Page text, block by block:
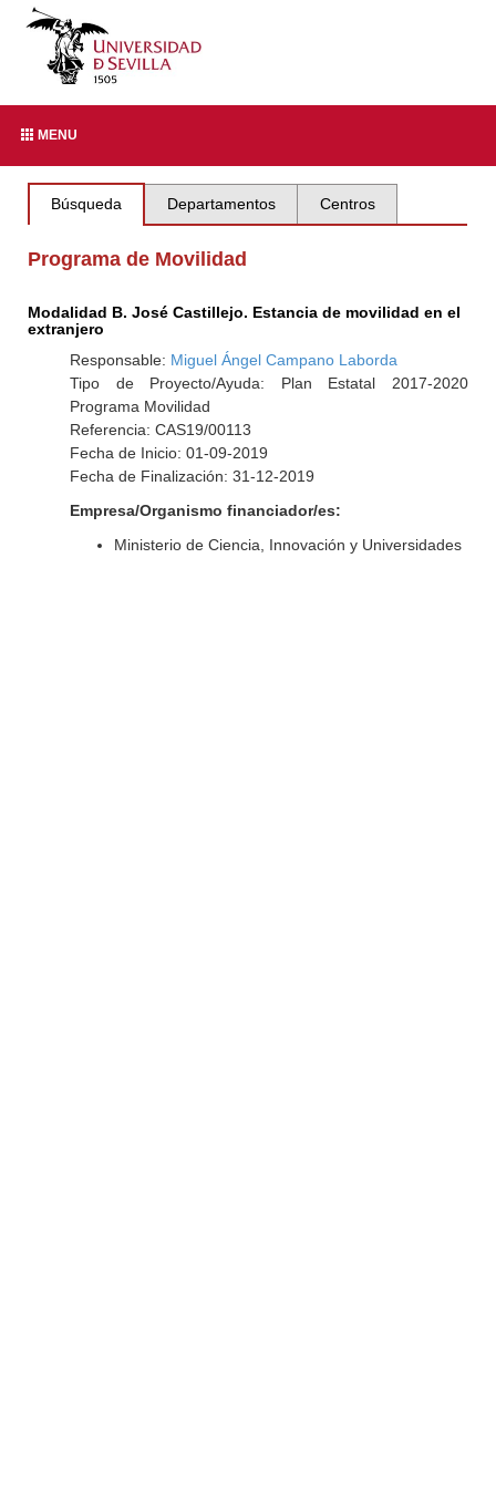
MENU
Búsqueda Departamentos Centros
Programa de Movilidad
Modalidad B. José Castillejo. Estancia de movilidad en el
extranjero
Responsable: Miguel Ángel Campano Laborda
Tipo de Proyecto/Ayuda: Plan Estatal 2017-2020
Programa Movilidad
Referencia: CAS19/00113
Fecha de Inicio: 01-09-2019
Fecha de Finalización: 31-12-2019
Empresa/Organismo financiador/es:
Ministerio de Ciencia, Innovación y Universidades